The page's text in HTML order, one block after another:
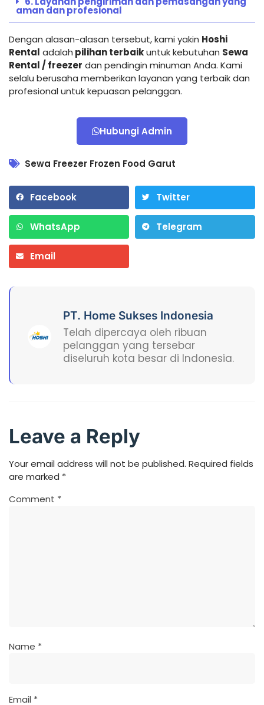
aman dan profesional
Dengan alasan-alasan tersebut, kami yakin Hoshi
Rental adalah pilihan terbaikuntuk kebutuhan Sewa
Rental / freezer dan pendingin minuman Anda. Kami
selalu berusaha memberikan layanan yang terbaik dan
profesional untuk kepuasan pelanggan.
Hubungi Admin
Sewa Freezer Frozen Food Garut
Facebook Twitter
WhatsApp Telegram
Email
PT. Home Sukses Indonesia
Telah dipercaya oleh ribuan
pelanggan yang tersebar
diseluruh kota besar di Indonesia.
Leave a Reply
Your email address will not be published. Required fields
are marked *
Comment *
Name *
Email *